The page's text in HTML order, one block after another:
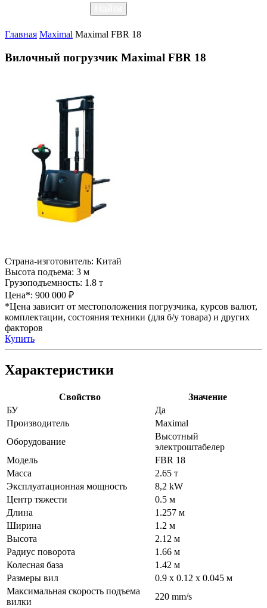
Главная Maximal Maximal FBR 18
Вилочный погрузчик Maximal FBR 18
Страна-изготовитель: Китай
Высота подъема: 3 м
Грузоподъемность: 1.8 т
Цена*: 900 000 ₽
*Цена зависит от местоположения погрузчика, курсов валют,
комплектации, состояния техники (для б/у товара) и других
факторов
Купить
Характеристики
Свойство
Значение
БУ
Да
Производитель
Maximal
Оборудование
Высотный
электроштабелер
Модель
FBR 18
Масса
2.65 т
Эксплуатационная мощность
8,2 kW
Центр тяжести
0.5 м
Длина
1.257 м
Ширина
1.2 м
Высота
2.12 м
Радиус поворота
1.66 м
Колесная база
1.42 м
Размеры вил
0.9 x 0.12 x 0.045 м
Максимальная скорость подъема
вилки
220 mm/s